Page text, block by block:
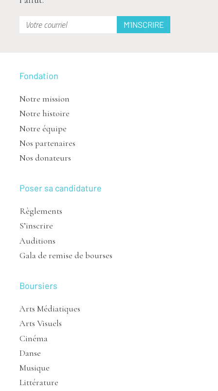
Fondation
Notre mission
Notre histoire
Notre équipe
Nos partenaires
Nos donateurs
Poser sa candidature
Règlements
S’inscrire
Auditions
Gala de remise de bourses
Boursiers
Arts Médiatiques
Arts Visuels
Cinéma
Danse
Musique
Littérature